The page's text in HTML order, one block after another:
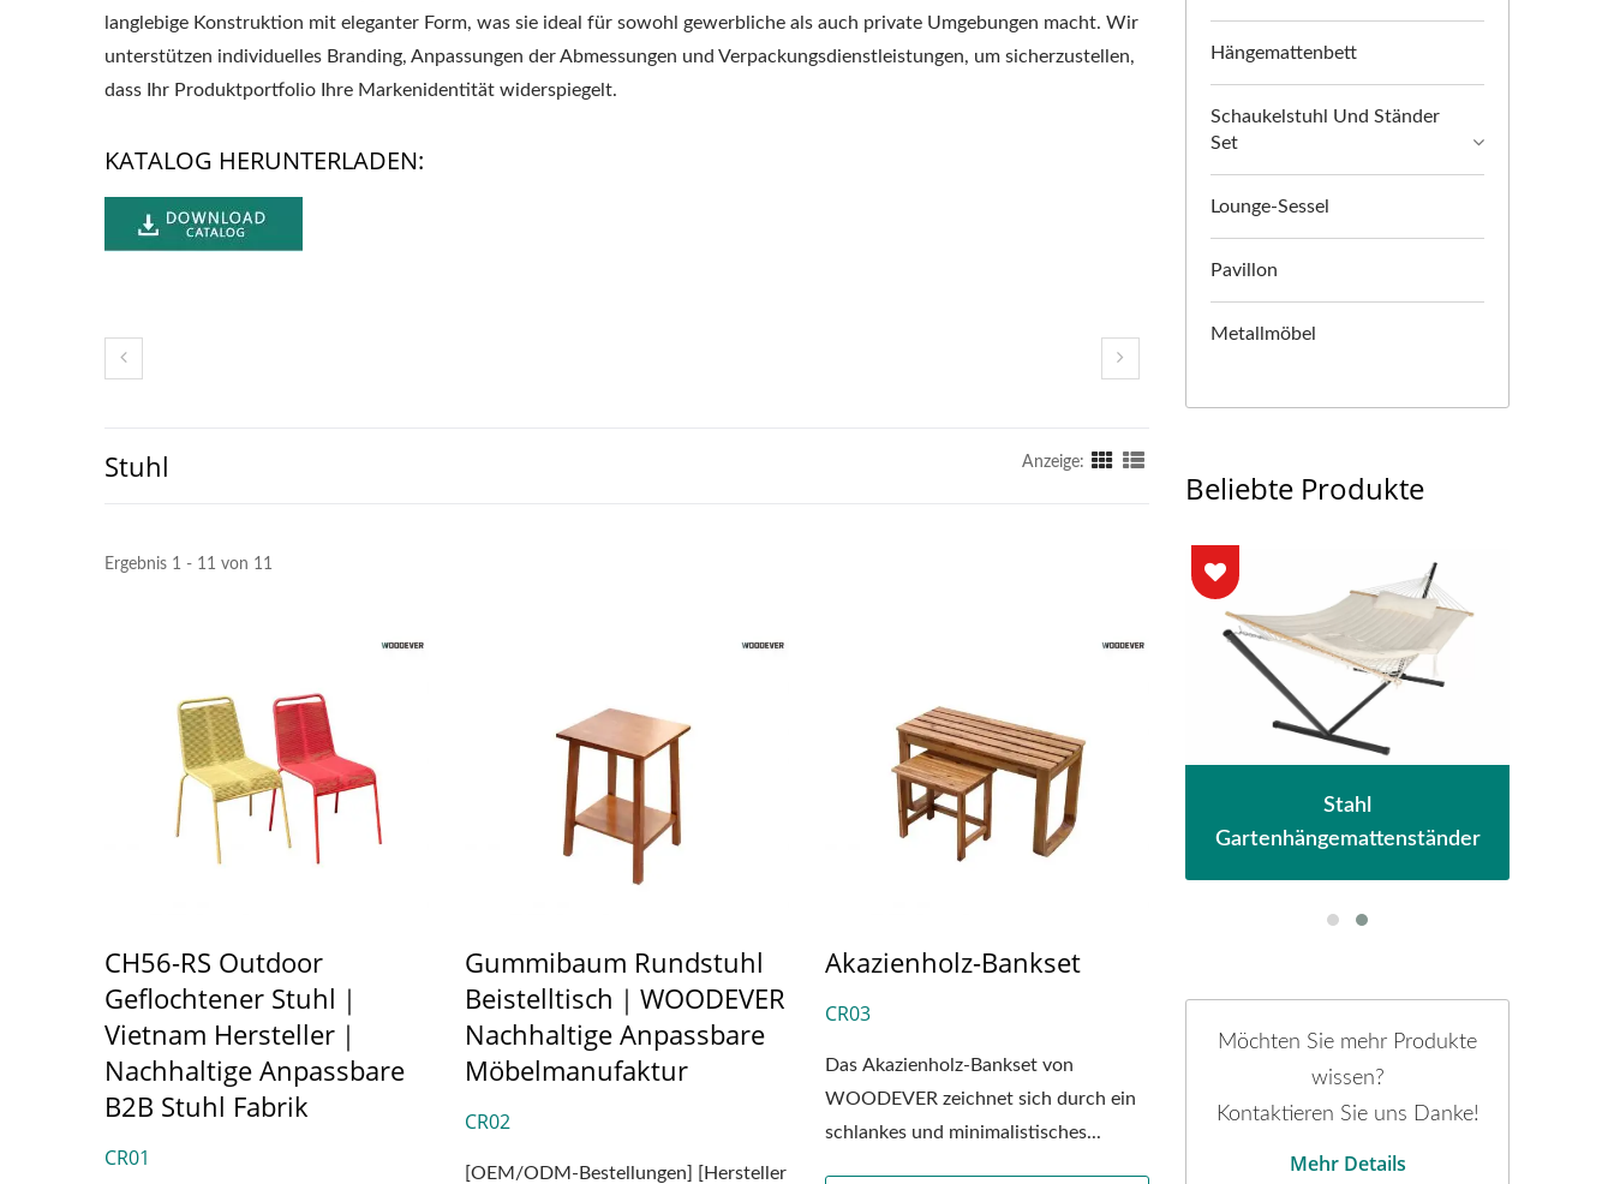
langlebige Konstruktion mit eleganter Form, was sie ideal für sowohl gewerbliche als auch private Umgebungen macht. Wir
unterstützen individuelles Branding, Anpassungen der Abmessungen und Verpackungsdienstleistungen, um sicherzustellen,
dass Ihr Produktportfolio Ihre Markenidentität widerspiegelt.
KATALOG HERUNTERLADEN:
Stuhl Anzeige:
Ergebnis 1 - 11 von 11
CH56-RS Outdoor
Geflochtener Stuhl｜
Vietnam Hersteller｜
Nachhaltige Anpassbare
B2B Stuhl Fabrik
CR01
Gummibaum Rundstuhl
Beistelltisch｜WOODEVER
Nachhaltige Anpassbare
Möbelmanufaktur
CR02
[OEM/ODM-Bestellungen] [Hersteller
Akazienholz-Bankset
CR03
Das Akazienholz-Bankset von
WOODEVER zeichnet sich durch ein
schlankes und minimalistisches...
Hängemattenbett
Schaukelstuhl Und Ständer
Set
Lounge-Sessel
Pavillon
Metallmöbel
Beliebte Produkte
Metall Verstellbare
Sonnenblende Pergola
Stahl
Gartenhängemattenständer
Metall Verstellbare
Sonnenblende Pergola
Stahl
Gartenhängemattenständer
Möchten Sie mehr Produkte
wissen?
Kontaktieren Sie uns Danke!
Mehr Details